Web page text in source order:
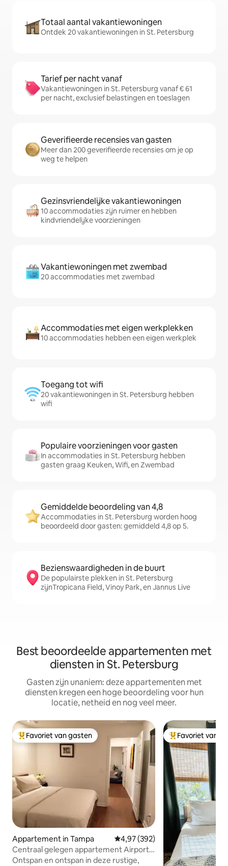
Totaal aantal vakantiewoningen
Ontdek 20 vakantiewoningen in St. Petersburg
Tarief per nacht vanaf
Vakantiewoningen in St. Petersburg vanaf € 61
per nacht, exclusief belastingen en toeslagen
Geverifieerde recensies van gasten
Meer dan 200 geverifieerde recensies om je op
weg te helpen
Gezinsvriendelijke vakantiewoningen
10 accommodaties zijn ruimer en hebben
kindvriendelijke voorzieningen
Vakantiewoningen met zwembad
20 accommodaties met zwembad
Accommodaties met eigen werkplekken
10 accommodaties hebben een eigen werkplek
Toegang tot wifi
20 vakantiewoningen in St. Petersburg hebben
wifi
Populaire voorzieningen voor gasten
In accommodaties in St. Petersburg hebben
gasten graag Keuken, Wifi, en Zwembad
Gemiddelde beoordeling van 4,8
Accommodaties in St. Petersburg worden hoog
beoordeeld door gasten: gemiddeld 4,8 op 5.
Bezienswaardigheden in de buurt
De populairste plekken in St. Petersburg
zijnTropicana Field, Vinoy Park, en Jannus Live
Best beoordeelde appartementen met
diensten in St. Petersburg
Gasten zijn unaniem: deze appartementen met
diensten kregen een hoge beoordeling voor hun
locatie, netheid en nog veel meer.
Topfavoriet van gasten
Favoriet van gasten
Appartement in Tampa Gemiddelde beoordeling van
4,97 (392)
Centraal gelegen appartement Airport-
Downtown-Stadiums
Ontspan en ontspan in deze rustige,
Topfavoriet van
Favoriet van